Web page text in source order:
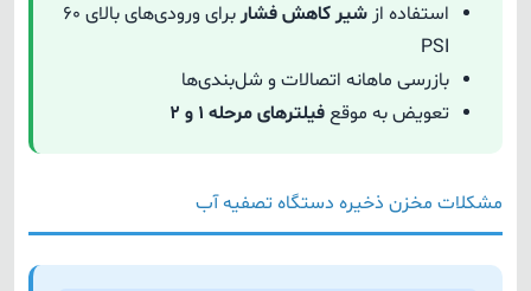
استفاده از شیر کاهش فشار
برای ورودی‌های بالای ۶۰
PSI
بازرسی ماهانه اتصالات و شل‌بندی‌ها
تعویض به موقعفیلترهای مرحله ۱ و ۲
مشکلات مخزن ذخیره دستگاه تصفیه آب